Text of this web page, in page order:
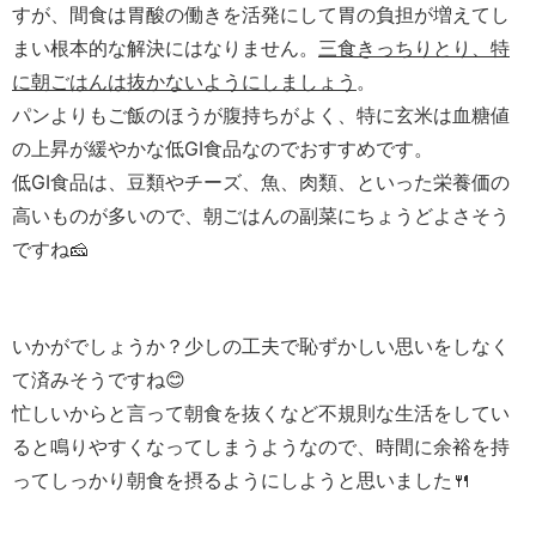
すが、間食は胃酸の働きを活発にして胃の負担が増えてし
まい根本的な解決にはなりません。 三食きっちりとり、特
に朝ごはんは抜かないようにしましょう 。
パンよりもご飯のほうが腹持ちがよく、特に玄米は血糖値
の上昇が緩やかな低GI食品なのでおすすめです。
低GI食品は、豆類やチーズ、魚、肉類、といった栄養価の
高いものが多いので、朝ごはんの副菜にちょうどよさそう
ですね🧀
いかがでしょうか？少しの工夫で恥ずかしい思いをしなく
て済みそうですね😊
忙しいからと言って朝食を抜くなど不規則な生活をしてい
ると鳴りやすくなってしまうようなので、時間に余裕を持
ってしっかり朝食を摂るようにしようと思いました🍴